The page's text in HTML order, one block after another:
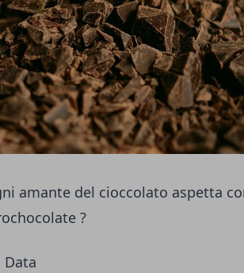
amante del cioccolato aspetta
?
Data